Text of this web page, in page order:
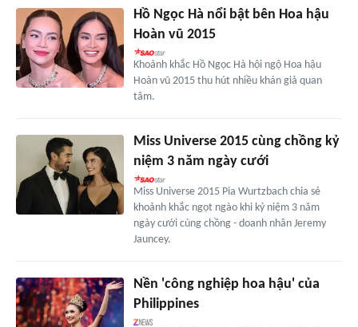
Hồ Ngọc Hà nổi bật bên Hoa hậu
Hoàn vũ 2015
Khoảnh khắc Hồ Ngọc Hà hội ngộ Hoa hậu
Hoàn vũ 2015 thu hút nhiều khán giả quan
tâm.
Miss Universe 2015 cùng chồng kỷ
niệm 3 năm ngày cưới
Miss Universe 2015 Pia Wurtzbach chia sẻ
khoảnh khắc ngọt ngào khi kỷ niệm 3 năm
ngày cưới cùng chồng - doanh nhân Jeremy
Jauncey.
Nền 'công nghiệp hoa hậu' của
Philippines